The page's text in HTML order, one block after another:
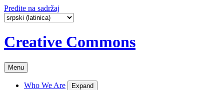
Pređite na sadržaj
Creative Commons
Menu
Who We Are Expand